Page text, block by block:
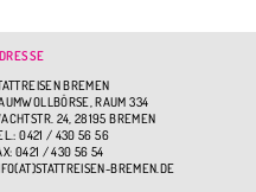
BREMEN
RAUM 334
24, 28195 BREMEN
0421 / 430 56 56
0421 / 430 56 54
BREMEN.DE